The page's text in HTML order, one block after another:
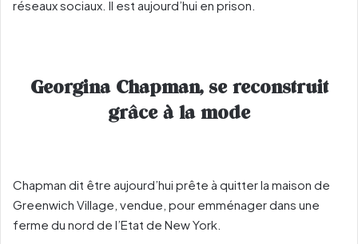
réseaux sociaux. Il est aujourd’hui en prison.
Georgina Chapman, se reconstruit
grâce à la mode
Chapman dit être aujourd’hui prête à quitter la maison de
Greenwich Village, vendue, pour emménager dans une
ferme du nord de l’Etat de New York.